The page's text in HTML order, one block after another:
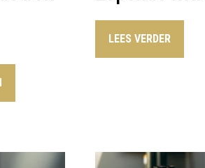
LEES VERDER